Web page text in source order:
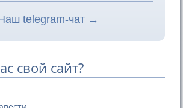
telegram-чат →
свой сайт?